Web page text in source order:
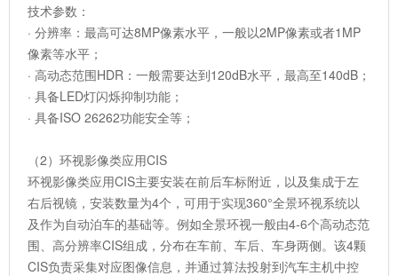
技术参数：
· 分辨率：最高可达8MP像素水平，一般以2MP像素或者1MP
像素等水平；
· 高动态范围HDR：一般需要达到120dB水平，最高至140dB；
· 具备LED灯闪烁抑制功能；
· 具备ISO 26262功能安全等；
（2）环视影像类应用CIS
环视影像类应用CIS主要安装在前后车标附近，以及集成于左
右后视镜，安装数量为4个，可用于实现360°全景环视系统以
及作为自动泊车的基础等。例如全景环视一般由4-6个高动态范
围、高分辨率CIS组成，分布在车前、车后、车身两侧。该4颗
CIS负责采集对应图像信息，并通过算法投射到汽车主机中控